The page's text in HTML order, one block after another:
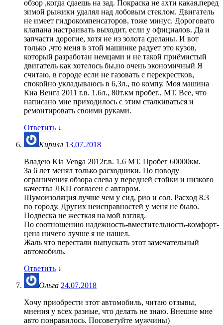
обзор ,когда сдаешь на зад. Покраска не ахти какая,перед
зимой рыжики удалял над лобовым стеклом. Двигатель
не имеет гидрокомпенсаторов, тоже минус. Дороговато
клапана настраивать выходит, если у официалов. Да и
запчасти дорогие, хотя не из золота сделаны. И вот
только ,что меня в этой машинке радует это кузов,
который разработан немцами и не такой приёмистый
двигатель как хотелось бы,но очень экономичный Я
считаю, в городе если не газовать с перекрестков,
спокойно укладываюсь в 6,3л., по компу. Моя машина
Киа Венга 2011 г.в. 1.6л., 80т.км пробег., МТ. Все, что
написано мне приходилось с этим сталкиваться и
ремонтировать своими руками.
Ответить ↓
Кирилл 13.07.2018
Владею Kia Venga 2012г.в. 1.6 МТ. Пробег 60000км.
За 6 лет менял только расходники. По поводу
ограничения обзора слева у передней стойки и низкого
качества ЛКП согласен с автором.
Шумоизоляция лучше чем у сид, рио и сол. Расход 8.3
по городу. Других неисправностей у меня не было.
Подвеска не жесткая на мой взгляд.
По соотношению надежность-вместительность-комфорт-
цена ничего лучше я не нашел.
Жаль что перестали выпускать этот замечательный
автомобиль.
Ответить ↓
Ольга 24.07.2018
Хочу приобрести этот автомобиль, читаю отзывы,
мнения у всех разные, что делать не знаю. Внешне мне
авто понравилось. Посоветуйте мужчины)